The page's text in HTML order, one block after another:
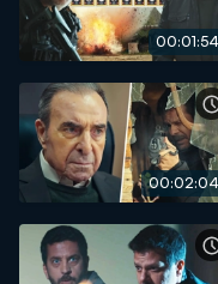
00:01:54
00:02:04